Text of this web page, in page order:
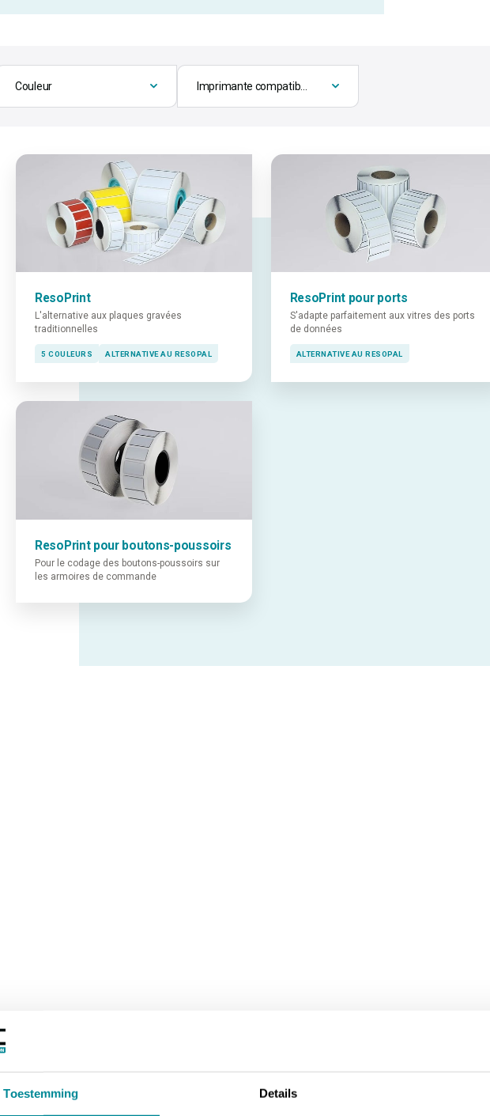
Toestemming Details
Couleur Imprimante compatible
ResoPrint
L'alternative aux plaques gravées
traditionnelles
5 COULEURS ALTERNATIVE AU RESOPAL
ResoPrint pour ports
S'adapte parfaitement aux vitres des ports
de données
ALTERNATIVE AU RESOPAL
ResoPrint pour boutons-poussoirs
Pour le codage des boutons-poussoirs sur
les armoires de commande